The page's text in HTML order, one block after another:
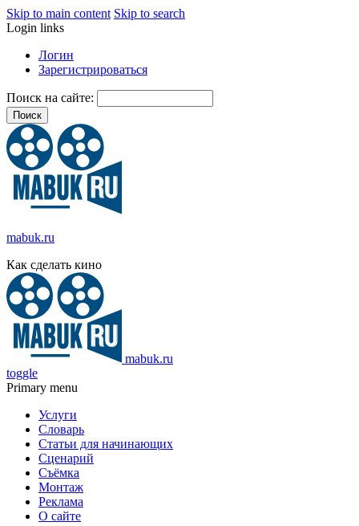
Skip to main content Skip to search
Login links
Логин
Зарегистрироваться
Поиск на сайте:
mabuk.ru
Как сделать кино
mabuk.ru
toggle
Primary menu
Услуги
Словарь
Статьи для начинающих
Сценарий
Съёмка
Монтаж
Реклама
О сайте